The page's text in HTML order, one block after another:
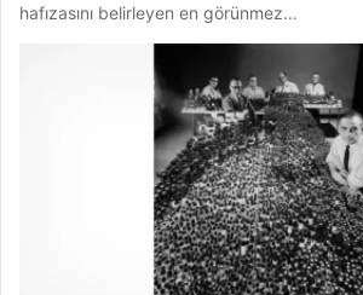
hafızasını belirleyen en görünmez…